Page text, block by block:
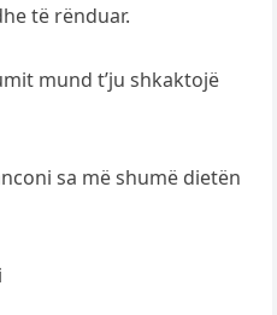
të rënduar.
mund t’ju shkaktojë
sa më shumë dietën